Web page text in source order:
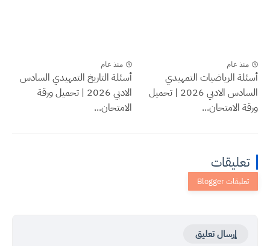
منذ عام
أسئلة الرياضيات التمهيدي
السادس الادبي 2026 | تحميل
ورقة الامتحان...
منذ عام
أسئلة التاريخ التمهيدي السادس
الادبي 2026 | تحميل ورقة
الامتحان...
تعليقات
إرسال تعليق